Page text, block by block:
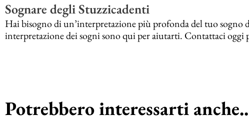
Sognare degli Stuzzicadenti
Hai bisogno di un’interpretazione più profonda del tuo sogno
interpretazione dei sogni sono qui per aiutarti. Contattaci oggi
Potrebbero interessarti